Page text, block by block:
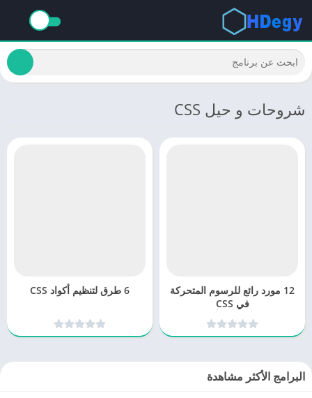
شروحات و حيل CSS
12 مورد رائع للرسوم المتحركة
في CSS
6 طرق لتنظيم أكواد CSS
البرامج الأكثر مشاهدة